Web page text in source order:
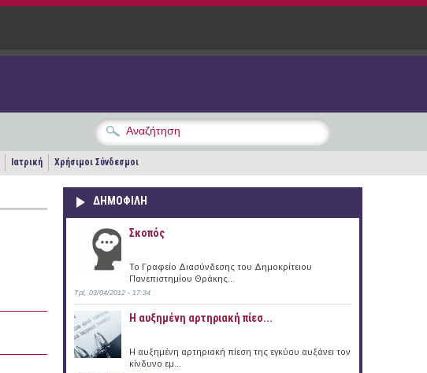
Ιατρική Χρήσιμοι Σύνδεσμοι
ΔΗΜΟΦΙΛΗ
Σκοπός
Το Γραφείο Διασύνδεσης του Δημοκρίτειου
Πανεπιστημίου Θράκης...
Τρί, 03/04/2012 - 17:34
Η αυξημένη αρτηριακή πίεσ...
Η αυξημένη αρτηριακή πίεση της εγκύου αυξάνει τον
κίνδυνο εμ...